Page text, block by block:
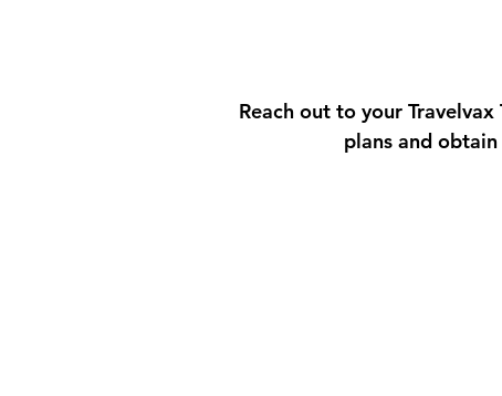
Reach out to your
plans and